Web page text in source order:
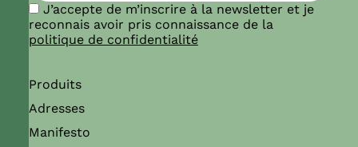
J’accepte de m’inscrire à la newsletter et je
reconnais avoir pris connaissance de la
politique de confidentialité
Produits
Adresses
Manifesto